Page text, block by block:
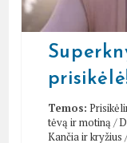
Temos:
tėvą ir motiną /
Kančia ir kryžius